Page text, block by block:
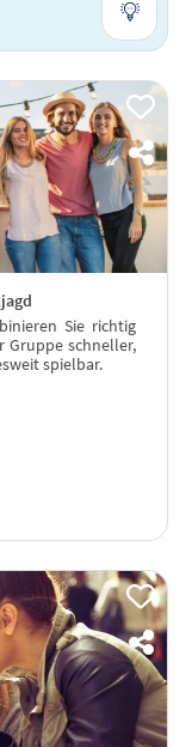
Sie richtig
Gruppe schneller,
spielbar.